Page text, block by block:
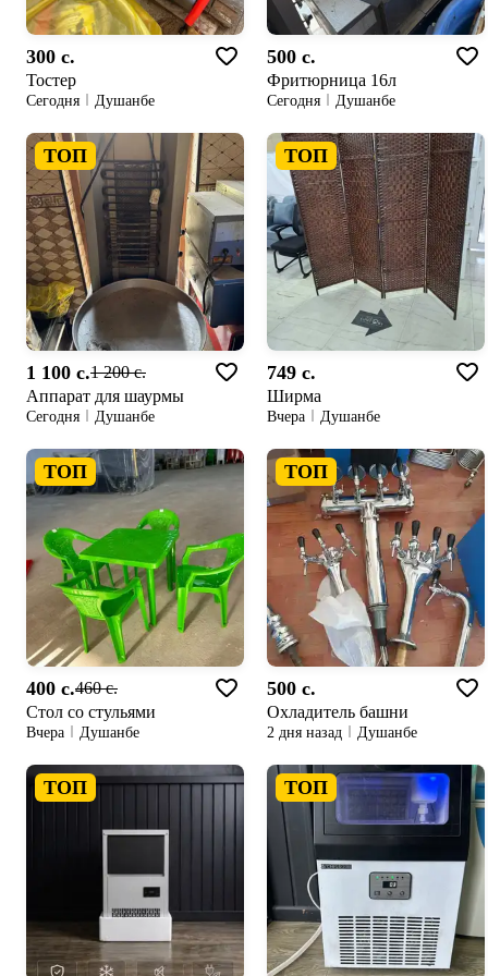
300 c.
Тостер
Сегодня Душанбе
500 c.
Фритюрница 16л
Сегодня Душанбе
ТОП
1 100 c.1 200 c.
Аппарат для шаурмы
Сегодня Душанбе
ТОП
749 c.
Ширма
Вчера Душанбе
ТОП
400 c.460 c.
Стол со стульями
Вчера Душанбе
ТОП
500 c.
Охладитель башни
2 дня назад Душанбе
ТОП ТОП